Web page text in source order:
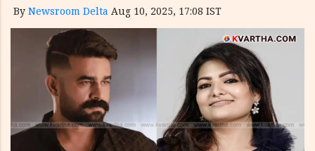
By Newsroom Delta Aug 10, 2025, 17:08 IST